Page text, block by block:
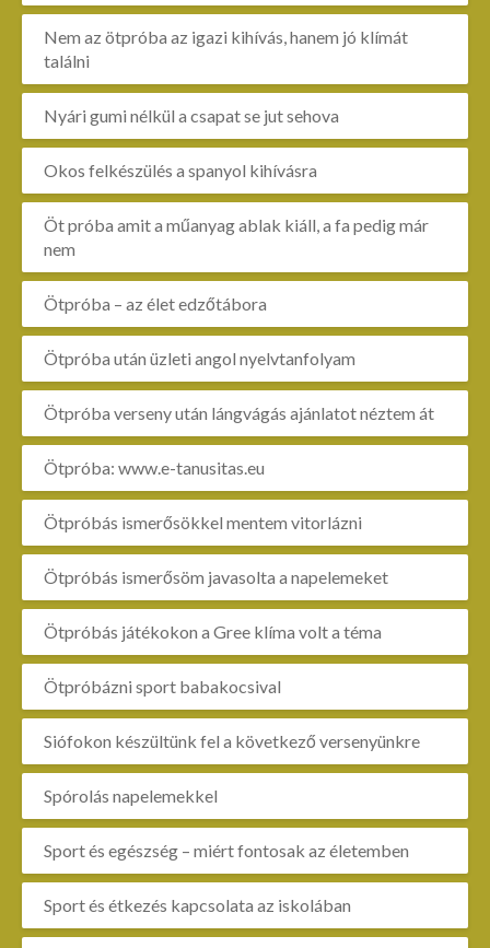
Nem az ötpróba az igazi kihívás, hanem jó klímát
találni
Nyári gumi nélkül a csapat se jut sehova
Okos felkészülés a spanyol kihívásra
Öt próba amit a műanyag ablak kiáll, a fa pedig már
nem
Ötpróba – az élet edzőtábora
Ötpróba után üzleti angol nyelvtanfolyam
Ötpróba verseny után lángvágás ajánlatot néztem át
Ötpróba: www.e-tanusitas.eu
Ötpróbás ismerősökkel mentem vitorlázni
Ötpróbás ismerősöm javasolta a napelemeket
Ötpróbás játékokon a Gree klíma volt a téma
Ötpróbázni sport babakocsival
Siófokon készültünk fel a következő versenyünkre
Spórolás napelemekkel
Sport és egészség – miért fontosak az életemben
Sport és étkezés kapcsolata az iskolában